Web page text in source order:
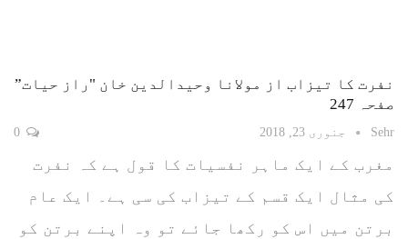
نفرت کا تیزاب از مولانا وحیدالدین خان "راز حیات”
صفحہ 247
Sehr جنوری 23, 2018
مغرب کے ایک ماہر نفسیات کا قول ہے کہ نفرت
کی مثال ایک قسم کے تیزاب کی سی ہے۔ ایک عام
برتن میں اس کو رکھا جائے تو وہ اپنے برتن کو